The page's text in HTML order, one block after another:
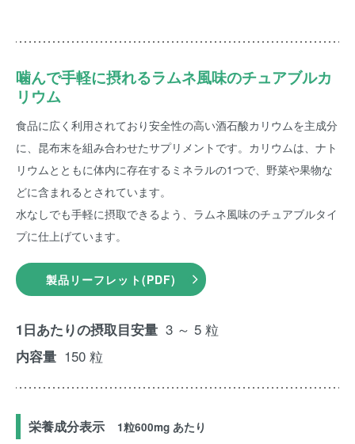
噛んで手軽に摂れるラムネ風味のチュアブルカ
リウム
食品に広く利用されており安全性の高い酒石酸カリウムを主成分
に、昆布末を組み合わせたサプリメントです。カリウムは、ナト
リウムとともに体内に存在するミネラルの1つで、野菜や果物な
どに含まれるとされています。
水なしでも手軽に摂取できるよう、ラムネ風味のチュアブルタイ
プに仕上げています。
製品リーフレット(PDF)
1日あたりの摂取目安量 3 ～ 5 粒
内容量 150 粒
栄養成分表示 1粒600mg あたり